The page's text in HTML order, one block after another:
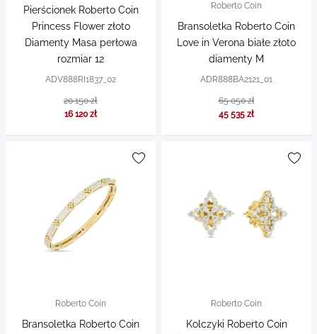
Pierścionek Roberto Coin
Princess Flower złoto
Diamenty Masa perłowa
rozmiar 12
ADV888RI1837_02
20 150 zł
16 120 zł
Roberto Coin
Bransoletka Roberto Coin
Love in Verona białe złoto
diamenty M
ADR888BA2121_01
65 050 zł
45 535 zł
Roberto Coin
Bransoletka Roberto Coin
Roberto Coin
Kolczyki Roberto Coin